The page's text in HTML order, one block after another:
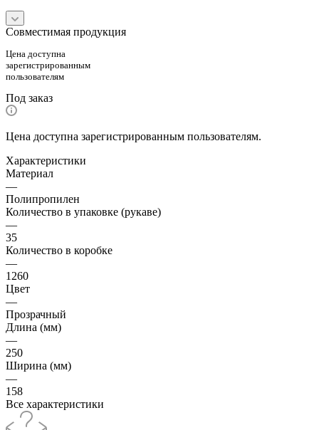
Совместимая продукция
Цена доступна
зарегистрированным
пользователям
Под заказ
Цена доступна зарегистрированным пользователям.
Характеристики
Материал
—
Полипропилен
Количество в упаковке (рукаве)
—
35
Количество в коробке
—
1260
Цвет
—
Прозрачный
Длина (мм)
—
250
Ширина (мм)
—
158
Все характеристики